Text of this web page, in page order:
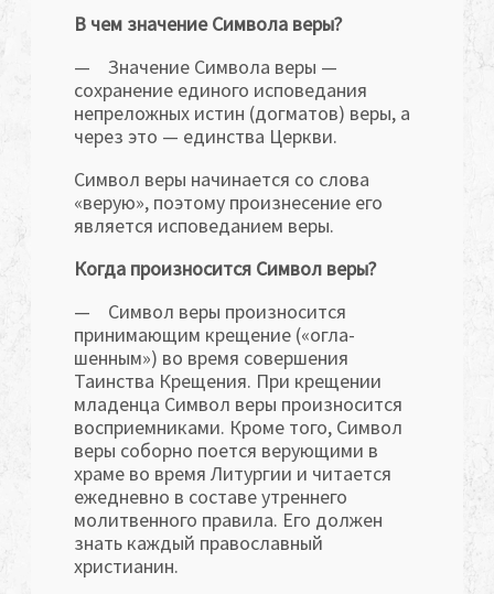
В чем значение Символа веры?
— Значение Символа веры —
сохранение единого исповедания
непреложных истин (догматов) веры, а
через это — единства Церкви.
Символ веры начинается со слова
«верую», поэтому произ­несение его
является исповеданием веры.
Когда произносится Символ веры?
— Символ веры произносится
принимающим крещение («огла­
шенным») во время совершения
Таинства Крещения. При крещении
младенца Символ веры произносится
восприемниками. Кроме того, Символ
веры соборно поется верующими в
храме во время Литургии и читается
ежедневно в составе утреннего
молитвенного правила. Его должен
знать каждый православный
христианин.